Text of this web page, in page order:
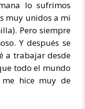
lo sufrimos
muy unidos a mi
Pero siempre
Y después se
a trabajar desde
todo el mundo
me hice muy de